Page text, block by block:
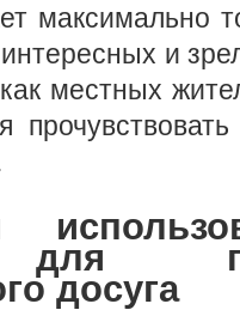
максимально
и
местных
досуга